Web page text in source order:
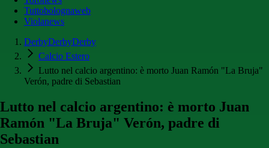
Tuttobolognaweb
Violanews
DerbyDerbyDerby
Calcio Estero
Lutto nel calcio argentino: è morto Juan Ramón "La Bruja"
Verón, padre di Sebastian
Lutto nel calcio argentino: è morto Juan
Ramón "La Bruja" Verón, padre di
Sebastian